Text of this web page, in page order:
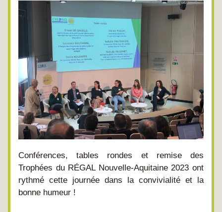
Conférences, tables rondes et remise des
Trophées du RÉGAL Nouvelle-Aquitaine 2023 ont
rythmé cette journée dans la convivialité et la
bonne humeur !